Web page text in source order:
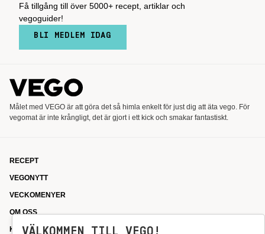
Få tillgång till över 5000+ recept, artiklar och
vegoguider!
BLI MEDLEM IDAG
Målet med VEGO är att göra det så himla enkelt för just dig att äta vego. För
vegomat är inte krångligt, det är gjort i ett kick och smakar fantastiskt.
RECEPT
VEGONYTT
VECKOMENYER
OM OSS
KONTAKT
VÄLKOMMEN TILL VEGO!